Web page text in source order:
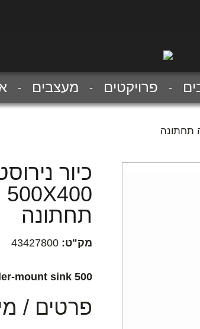
פרויקטים מעצבים
כיור
תחתונה
מק"ט: 43427800
mount sink 500
פרטים /